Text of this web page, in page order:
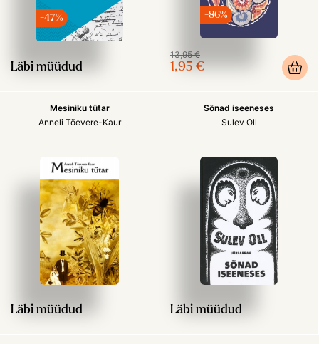
-47%
Läbi müüdud
-86%
13,95 €
1,95 €
Mesiniku tütar
Anneli Tõevere-Kaur
Läbi müüdud
Sõnad iseeneses
Sulev Oll
Läbi müüdud
Sulge
Loe soodsamalt!
ostult30% soodustust.
Nõustuntingimustega